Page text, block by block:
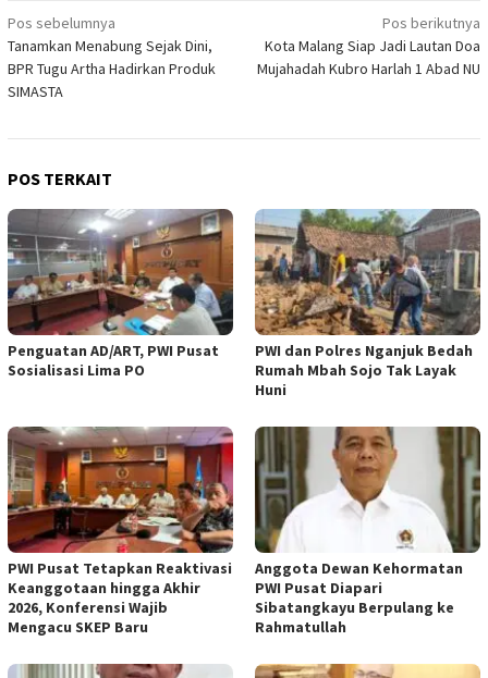
Navigasi
pos
Pos sebelumnya
Tanamkan Menabung Sejak Dini,
BPR Tugu Artha Hadirkan Produk
SIMASTA
Pos berikutnya
Kota Malang Siap Jadi Lautan Doa
Mujahadah Kubro Harlah 1 Abad NU
POS TERKAIT
Penguatan AD/ART, PWI Pusat
Sosialisasi Lima PO
PWI dan Polres Nganjuk Bedah
Rumah Mbah Sojo Tak Layak
Huni
PWI Pusat Tetapkan Reaktivasi
Keanggotaan hingga Akhir
2026, Konferensi Wajib
Mengacu SKEP Baru
Anggota Dewan Kehormatan
PWI Pusat Diapari
Sibatangkayu Berpulang ke
Rahmatullah